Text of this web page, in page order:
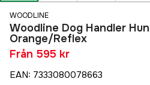
WOODLINE
Woodline Dog Handler
Orange/Reflex
Från 595 kr
EAN: 7333080078663